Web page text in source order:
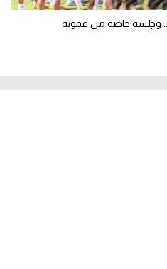
وجلسة خاصة من عموتة